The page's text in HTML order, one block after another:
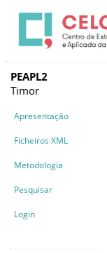
PEAPL2
Timor
Apresentação
Ficheiros XML
Metodologia
Pesquisar
Login